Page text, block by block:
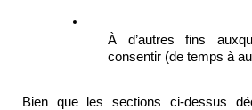
À d’autres fins
consentir (de temps à
Bien que les sections ci-dessus